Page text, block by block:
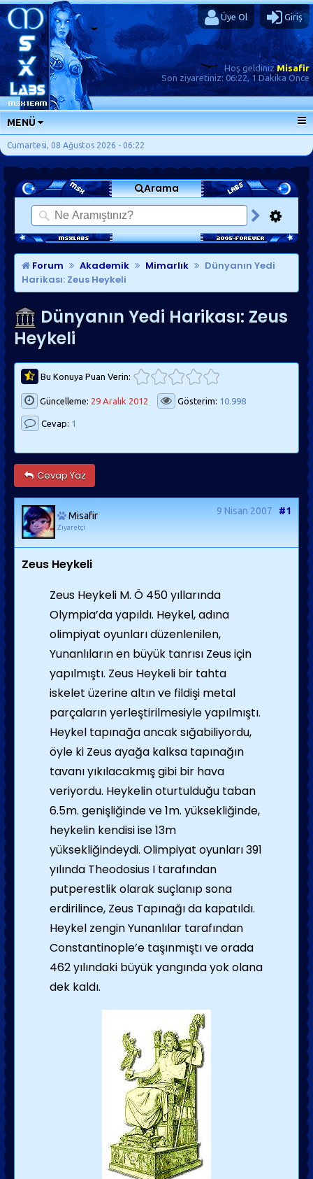
Üye Ol Giriş
Hoş geldinizMisafir
Son ziyaretiniz: 06:22, 1 Dakika Önce
MENÜ
ANA SAYFA
FORUMLAR
SORU-CEVAP
GÜNLÜKLER
SON MESAJLAR
KISAYOLLAR
Cumartesi, 08 Ağustos 2026 - 06:22
Arama
Forum Akademik Mimarlık
Dünyanın Yedi
Harikası: Zeus Heykeli
Dünyanın Yedi Harikası: Zeus
Heykeli
Bu Konuya Puan Verin:
Güncelleme: 29 Aralık 2012 Gösterim: 10.998
Cevap: 1
Cevap Yaz
Misafir
Ziyaretçi
9 Nisan 2007 #1
Zeus Heykeli
Zeus Heykeli M. Ö 450 yıllarında
Olympia’da yapıldı. Heykel, adına
olimpiyat oyunları düzenlenilen,
Yunanlıların en büyük tanrısı Zeus için
yapılmıştı. Zeus Heykeli bir tahta
iskelet üzerine altın ve fildişi metal
parçaların yerleştirilmesiyle yapılmıştı.
Heykel tapınağa ancak sığabiliyordu,
öyle ki Zeus ayağa kalksa tapınağın
tavanı yıkılacakmış gibi bir hava
veriyordu. Heykelin oturtulduğu taban
6.5m. genişliğinde ve 1m. yüksekliğinde,
heykelin kendisi ise 13m
yüksekliğindeydi. Olimpiyat oyunları 391
yılında Theodosius I tarafından
putperestlik olarak suçlanıp sona
erdirilince, Zeus Tapınağı da kapatıldı.
Heykel zengin Yunanlılar tarafından
Constantinople’e taşınmıştı ve orada
462 yılındaki büyük yangında yok olana
dek kaldı.